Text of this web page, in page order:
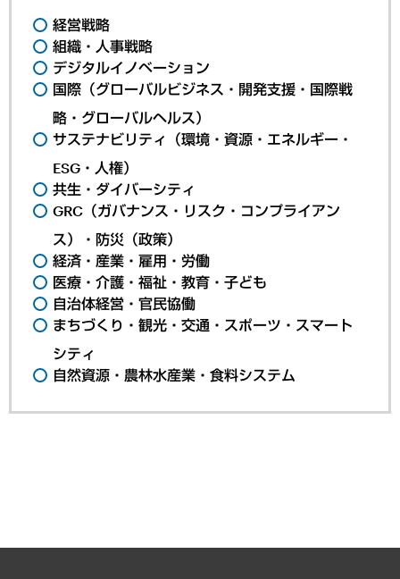
経営戦略
組織・人事戦略
デジタルイノベーション
国際（グローバルビジネス・開発支援・国際戦
略・グローバルヘルス）
サステナビリティ（環境・資源・エネルギー・
ESG・人権）
共生・ダイバーシティ
GRC（ガバナンス・リスク・コンプライアン
ス）・防災（政策）
経済・産業・雇用・労働
医療・介護・福祉・教育・子ども
自治体経営・官民協働
まちづくり・観光・交通・スポーツ・スマート
シティ
自然資源・農林水産業・食料システム